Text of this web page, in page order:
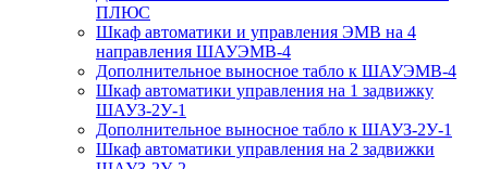
ПЛЮС
Шкаф автоматики и управления ЭМВ на 4
направления ШАУЭМВ-4
Дополнительное выносное табло к ШАУЭМВ-4
Шкаф автоматики управления на 1 задвижку
ШАУЗ-2У-1
Дополнительное выносное табло к ШАУЗ-2У-1
Шкаф автоматики управления на 2 задвижки